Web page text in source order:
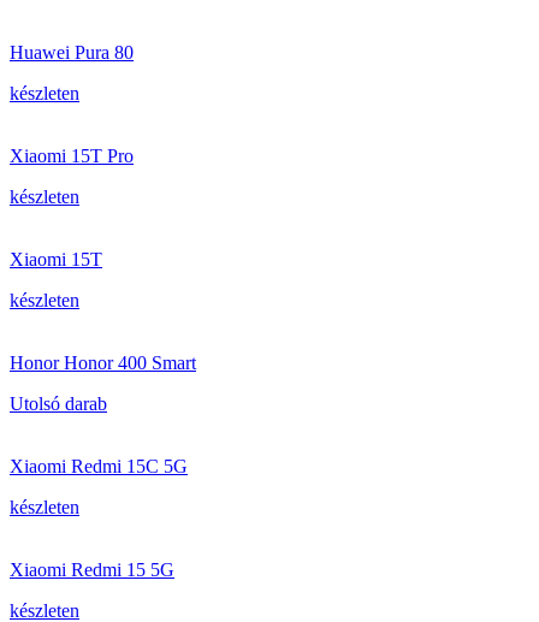
Huawei Pura 80
készleten
Xiaomi 15T Pro
készleten
Xiaomi 15T
készleten
Honor Honor 400 Smart
Utolsó darab
Xiaomi Redmi 15C 5G
készleten
Xiaomi Redmi 15 5G
készleten